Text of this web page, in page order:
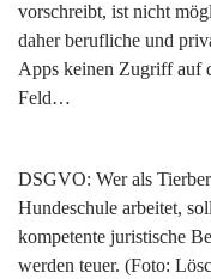
vorschreibt, ist nicht
daher berufliche und
Apps keinen Zugriff auf
Feld…
DSGVO: Wer als
Hundeschule arbeitet,
kompetente juristische
werden teuer. (Foto: